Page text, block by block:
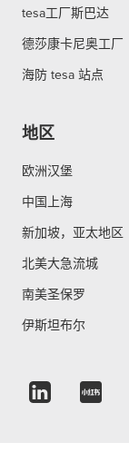
tesa工厂斯巴达
德莎康卡尼奥工厂
海防 tesa 站点
地区
欧洲汉堡
中国上海
新加坡，亚太地区
北美大急流城
南美圣保罗
伊斯坦布尔